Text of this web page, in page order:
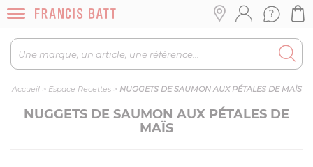
Accueil> Espace Recettes> NUGGETS DE SAUMON AUX PÉTALES DE MAÏS
NUGGETS DE SAUMON AUX PÉTALES DE
MAÏS